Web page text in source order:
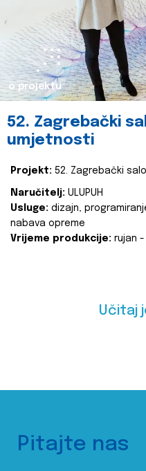
o projektu
52. Zagrebački
umjetnosti
Projekt: 52. Zagrebački
Naručitelj: ULUPUH
Usluge: dizajn,
nabava opreme
Vrijeme produkcije: rujan -
Učitaj
Pitajte nas